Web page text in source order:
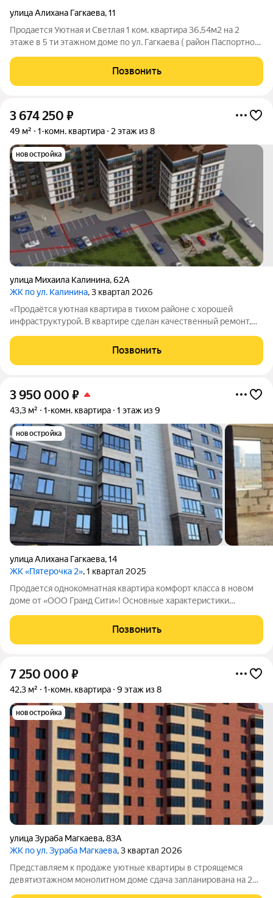
улица Алихана Гагкаева,11
Продается Уютная и Светлая 1 ком. квартира 36,54м2 на 2
этаже в 5 ти этажном доме по ул. Гагкаева ( район Паспортного
Благоустроенный двор. Детская площадка. Большая комната
Совмещенный санузел
Позвонить
3 674 250 ₽
49 м² 1-комн. квартира 2 этаж из 8
новостройка
улица Михаила Калинина,62А
ЖК по ул. Калинина, 3 квартал 2026
«Продаётся уютная квартира в тихом районе с хорошей
инфраструктурой. В квартире сделан качественный ремонт,
мебель и техника уже имеется. Рядом с домом находятся
остановки общественного
Позвонить
3 950 000 ₽
43,3 м² 1-комн. квартира 1 этаж из 9
новостройка
улица Алихана Гагкаева,14
ЖК «Пятерочка 2», 1 квартал 2025
Продается однокомнатная квартира комфорт класса в новом
доме от «ООО Гранд Сити»! Основные характеристики
комфортного проживания. - Этаж: 1 этаж удобный доступ, что
особенно приятно для семей
Позвонить
7 250 000 ₽
42,3 м² 1-комн. квартира 9 этаж из 8
новостройка
улица Зураба Магкаева,83А
ЖК по ул. Зураба Магкаева, 3 квартал 2026
Представляем к продаже уютные квартиры в строящемся
девятиэтажном монолитном доме сдача запланирована на 2